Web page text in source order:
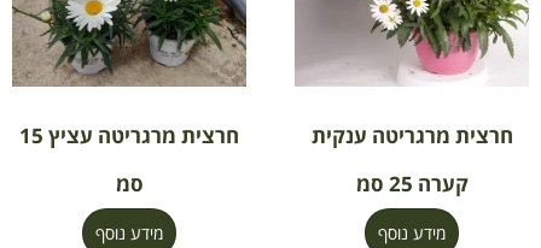
חרצית מרגריטה ענקית
קערה 25 סמ
מידע נוסף
חרצית מרגריטה עציץ 15
סמ
מידע נוסף